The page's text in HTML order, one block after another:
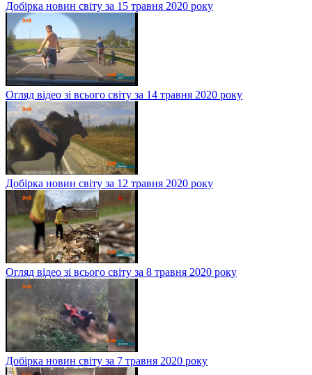
Добірка новин світу за 15 травня 2020 року
Огляд відео зі всього світу за 14 травня 2020 року
Добірка новин світу за 12 травня 2020 року
Огляд відео зі всього світу за 8 травня 2020 року
Добірка новин світу за 7 травня 2020 року